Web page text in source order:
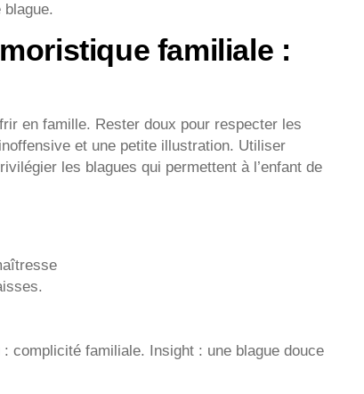
blague.
familiale :
en famille. Rester doux pour respecter les
et une petite illustration. Utiliser
les blagues qui permettent à l’enfant de
complicité familiale. Insight : une blague douce